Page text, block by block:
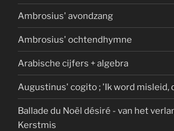
Ambrosius' avondzang
Ambrosius' ochtendhymne
Arabische cijfers + algebra
Augustinus' cogito ; 'Ik word misleid,
Ballade du Noël désiré - van het
Kerstmis